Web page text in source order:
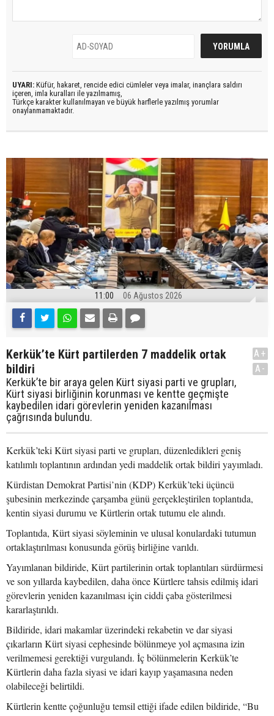
UYARI: Küfür, hakaret, rencide edici cümleler veya imalar, inançlara saldırı
içeren, imla kuralları ile yazılmamış,
Türkçe karakter kullanılmayan ve büyük harflerle yazılmış yorumlar
onaylanmamaktadır.
11:00 06 Ağustos 2026
Kerkük’te Kürt partilerden 7 maddelik ortak
bildiri
Kerkük’te bir araya gelen Kürt siyasi parti ve grupları,
Kürt siyasi birliğinin korunması ve kentte geçmişte
kaybedilen idari görevlerin yeniden kazanılması
çağrısında bulundu.
A+
A-
Kerkük’teki Kürt siyasi parti ve grupları, düzenledikleri geniş
katılımlı toplantının ardından yedi maddelik ortak bildiri yayımladı.
Kürdistan Demokrat Partisi’nin (KDP) Kerkük’teki üçüncü
şubesinin merkezinde çarşamba günü gerçekleştirilen toplantıda,
kentin siyasi durumu ve Kürtlerin ortak tutumu ele alındı.
Toplantıda, Kürt siyasi söyleminin ve ulusal konulardaki tutumun
ortaklaştırılması konusunda görüş birliğine varıldı.
Yayımlanan bildiride, Kürt partilerinin ortak toplantıları sürdürmesi
ve son yıllarda kaybedilen, daha önce Kürtlere tahsis edilmiş idari
görevlerin yeniden kazanılması için ciddi çaba gösterilmesi
kararlaştırıldı.
Bildiride, idari makamlar üzerindeki rekabetin ve dar siyasi
çıkarların Kürt siyasi cephesinde bölünmeye yol açmasına izin
verilmemesi gerektiği vurgulandı. İç bölünmelerin Kerkük’te
Kürtlerin daha fazla siyasi ve idari kayıp yaşamasına neden
olabileceği belirtildi.
Kürtlerin kentte çoğunluğu temsil ettiği ifade edilen bildiride, “Bu